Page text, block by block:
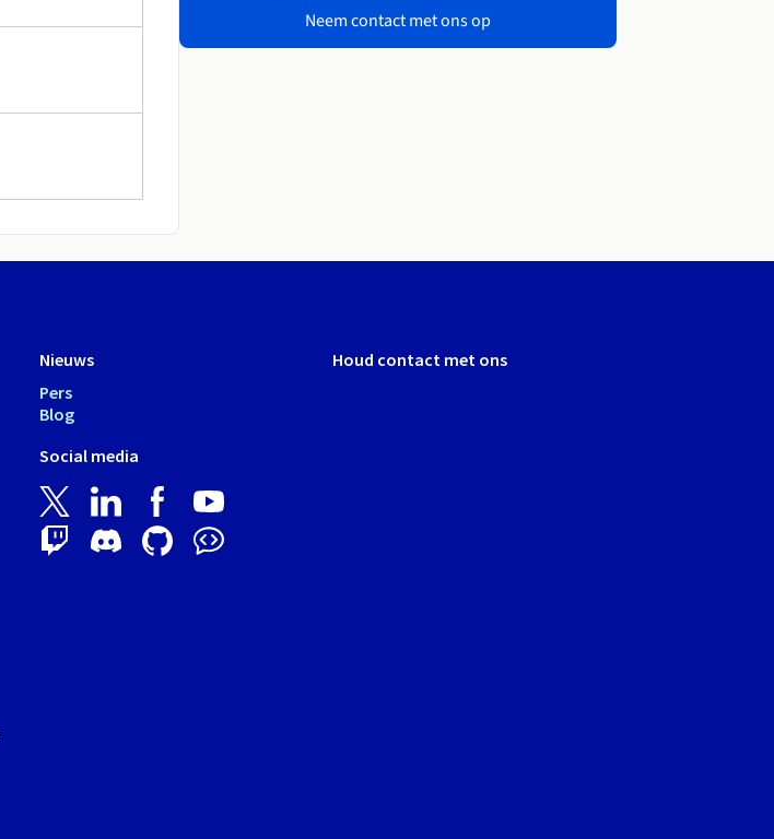
Neem contact met ons op
Nieuws
Pers
Blog
Social media
Houd contact met ons